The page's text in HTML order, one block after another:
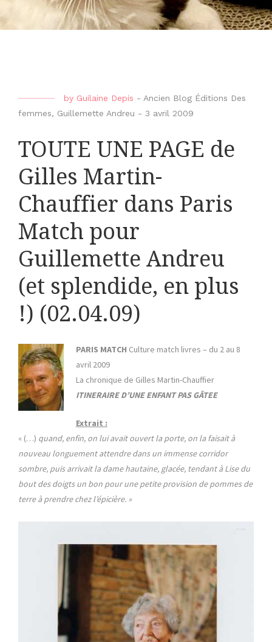
by Guilaine Depis - Ancien Blog Éditions Des
femmes, Guillemette Andreu - 3 avril 2009
TOUTE UNE PAGE de
Gilles Martin-
Chauffier dans Paris
Match pour
Guillemette Andreu
(et splendide, en plus
!) (02.04.09)
PARIS MATCH Culture match livres – du 2 au 8
avril 2009
La chronique de Gilles Martin-Chauffier
ITINERAIRE D’UNE ENFANT PAS GÂTEE
Extrait :
« (…) quand, enfin, on lui avait ouvert la porte, on la faisait à
nouveau longuement attendre dans un immense corridor
sombre, puis arrivait la dame hautaine, glacée, tendant à Lise du
bout des doigts un bon pour une petite provision de pommes de
terre à prendre chez l’épicière. »